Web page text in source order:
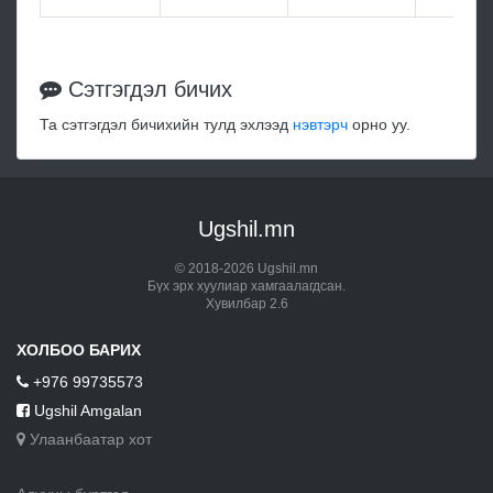
Сэтгэгдэл бичих
Та сэтгэгдэл бичихийн тулд эхлээд нэвтэрч орно уу.
Ugshil.mn
© 2018-2026 Ugshil.mn
Бүх эрх хуулиар хамгаалагдсан.
Хувилбар 2.6
ХОЛБОО БАРИХ
+976 99735573
Ugshil Amgalan
Улаанбаатар хот